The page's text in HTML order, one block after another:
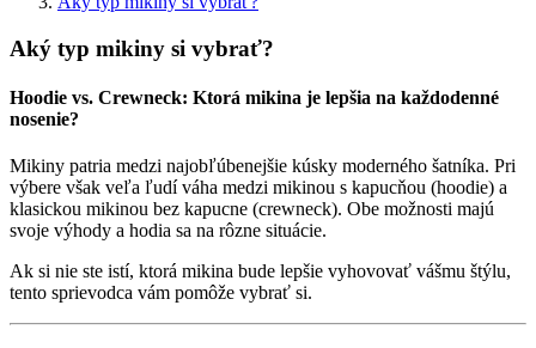
Aký typ mikiny si vybrať?
Hoodie vs. Crewneck: Ktorá mikina je lepšia na každodenné
nosenie?
Mikiny patria medzi najobľúbenejšie kúsky moderného šatníka. Pri
výbere však veľa ľudí váha medzi mikinou s kapucňou (hoodie) a
klasickou mikinou bez kapucne (crewneck). Obe možnosti majú
svoje výhody a hodia sa na rôzne situácie.
Ak si nie ste istí, ktorá mikina bude lepšie vyhovovať vášmu štýlu,
tento sprievodca vám pomôže vybrať si.